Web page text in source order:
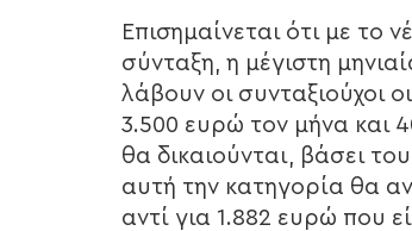
Επισημαίνεται ότι με
σύνταξη, η μέγιστη
λάβουν οι συνταξιούχοι
3.500 ευρώ τον μήνα και
θα δικαιούνται, βάσει
αυτή την κατηγορία θα
αντί για 1.882 ευρώ που